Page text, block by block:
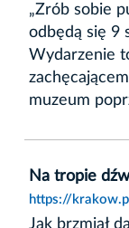
„Zrób sobie
odbędą się 9
Wydarzenie
muzeum
Na tropie
https://
Jak brzmiał